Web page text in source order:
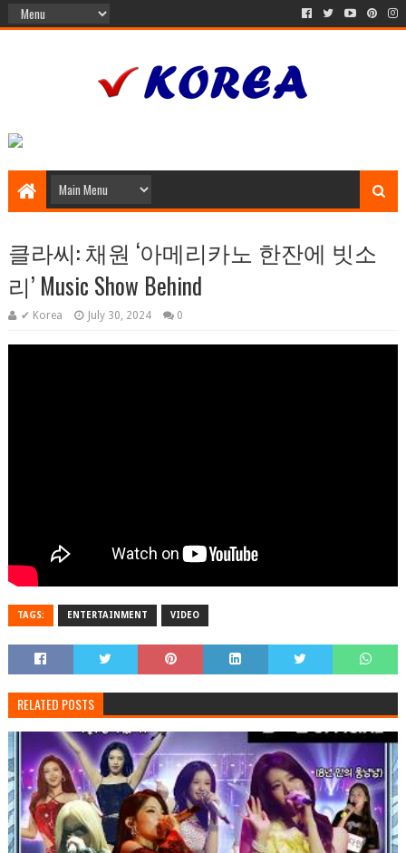
클라씨: 채원 ‘아메리카노 한잔에 빗소
리’ Music Show Behind
✔ Korea July 30, 2024 0
TAGS: ENTERTAINMENT VIDEO
RELATED POSTS